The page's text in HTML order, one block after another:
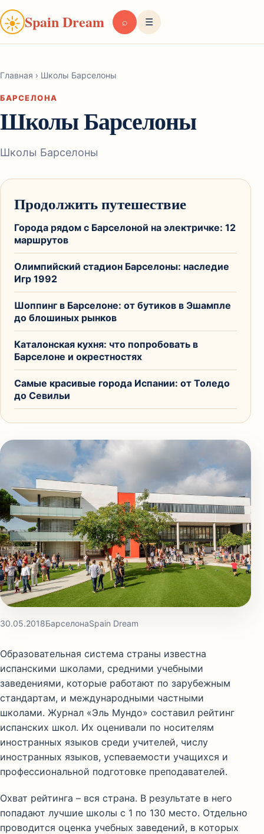
☀Spain Dream ⌕ ☰
Главная › Школы Барселоны
БАРСЕЛОНА
Школы Барселоны
Школы Барселоны
30.05.2018БарселонаSpain Dream
Образовательная система страны известна
испанскими школами, средними учебными
заведениями, которые работают по зарубежным
стандартам, и международными частными
школами. Журнал «Эль Мундо» составил рейтинг
испанских школ. Их оценивали по носителям
иностранных языков среди учителей, числу
иностранных языков, успеваемости учащихся и
профессиональной подготовке преподавателей.
Охват рейтинга – вся страна. В результате в него
попадают лучшие школы с 1 по 130 место. Отдельно
проводится оценка учебных заведений, в которых
Продолжить путешествие
Города рядом с Барселоной на электричке: 12
маршрутов
Олимпийский стадион Барселоны: наследие
Игр 1992
Шоппинг в Барселоне: от бутиков в Эшампле
до блошиных рынков
Каталонская кухня: что попробовать в
Барселоне и окрестностях
Самые красивые города Испании: от Толедо
до Севильи